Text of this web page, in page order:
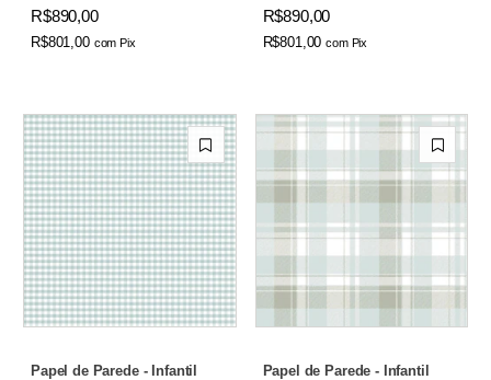
R$890,00
R$801,00 com Pix
R$890,00
R$801,00com Pix
Papel de Parede - Infantil
Papel de Parede - Infantil